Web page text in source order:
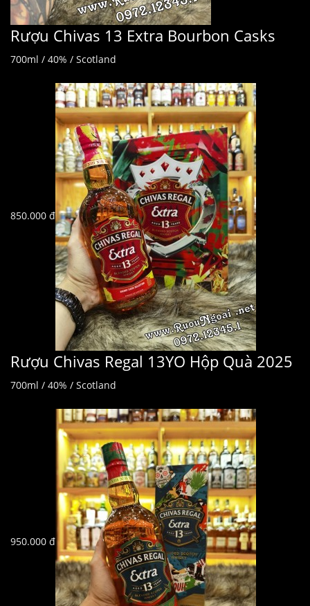
Rượu Chivas 13 Extra Bourbon Casks
700ml / 40% / Scotland
850.000 đ
Rượu Chivas Regal 13YO Hộp Quà 2025
700ml / 40% / Scotland
950.000 đ